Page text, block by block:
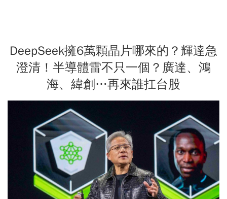
DeepSeek擁6萬顆晶片哪來的？輝達急
澄清！半導體雷不只一個？廣達、鴻
海、緯創…再來誰扛台股